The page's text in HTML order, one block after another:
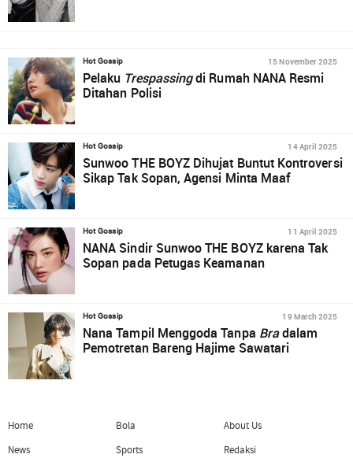
Hot Gossip 15 November 2025
Pelaku Trespassingdi Rumah NANA Resmi
Ditahan Polisi
Hot Gossip 14 April 2025
Sunwoo THE BOYZ Dihujat Buntut Kontroversi
Sikap Tak Sopan, Agensi Minta Maaf
Hot Gossip 11 April 2025
NANA Sindir Sunwoo THE BOYZ karena Tak
Sopan pada Petugas Keamanan
Hot Gossip 19 March 2025
Nana Tampil Menggoda Tanpa Bradalam
Pemotretan Bareng Hajime Sawatari
Home
News
Bola
Sports
About Us
Redaksi